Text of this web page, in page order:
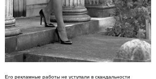
Его рекламные работы не уступали в скандальности